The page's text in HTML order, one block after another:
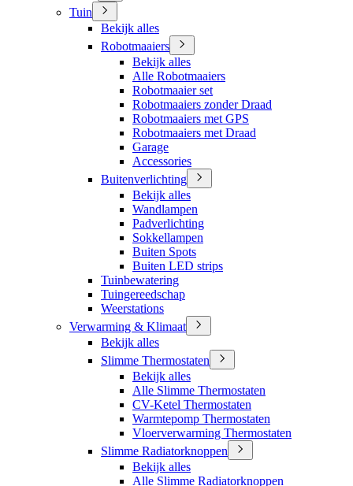
Tuin
Bekijk alles
Robotmaaiers
Bekijk alles
Alle Robotmaaiers
Robotmaaier set
Robotmaaiers zonder Draad
Robotmaaiers met GPS
Robotmaaiers met Draad
Garage
Accessories
Buitenverlichting
Bekijk alles
Wandlampen
Padverlichting
Sokkellampen
Buiten Spots
Buiten LED strips
Tuinbewatering
Tuingereedschap
Weerstations
Verwarming & Klimaat
Bekijk alles
Slimme Thermostaten
Bekijk alles
Alle Slimme Thermostaten
CV-Ketel Thermostaten
Warmtepomp Thermostaten
Vloerverwarming Thermostaten
Slimme Radiatorknoppen
Bekijk alles
Alle Slimme Radiatorknoppen